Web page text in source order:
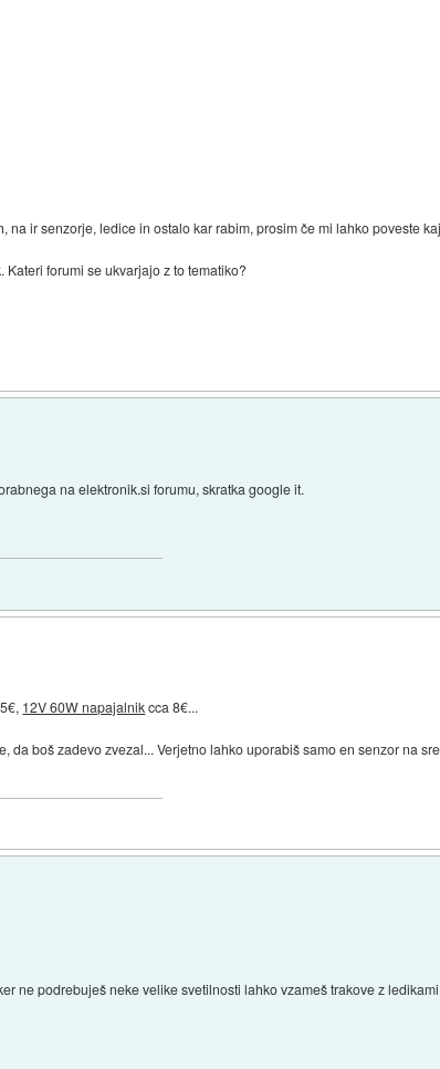
ir senzorje, ledice in ostalo kar rabim, prosim če mi lahko poveste
forumi se ukvarjajo z to tematiko?
na elektronik.si forumu, skratka google it.
12V 60W napajalnikcca 8€...
da boš zadevo zvezal... Verjetno lahko uporabiš samo en senzor na
ne podrebuješ neke velike svetilnosti lahko vzameš trakove z